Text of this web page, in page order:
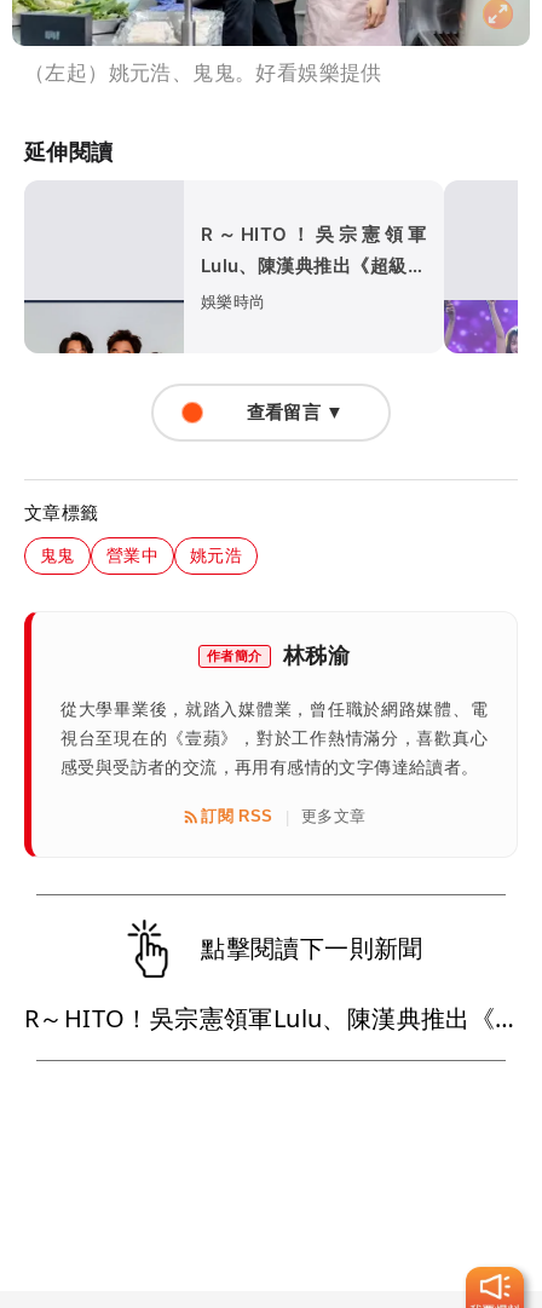
（左起）姚元浩、鬼鬼。好看娛樂提供
延伸閱讀
R～HITO！吳宗憲領軍
Lulu、陳漢典推出《超級大
熱門》 嗨喊：我們還是回
娛樂時尚
查看留言 ▼
文章標籤
鬼鬼 營業中 姚元浩
作者簡介 林秭渝
從大學畢業後，就踏入媒體業，曾任職於網路媒體、電
視台至現在的《壹蘋》，對於工作熱情滿分，喜歡真心
感受與受訪者的交流，再用有感情的文字傳達給讀者。
訂閱 RSS 更多文章
點擊閱讀下一則新聞
R～HITO！吳宗憲領軍Lulu、陳漢典推出《超級大熱門》 嗨喊：我們還是回來了